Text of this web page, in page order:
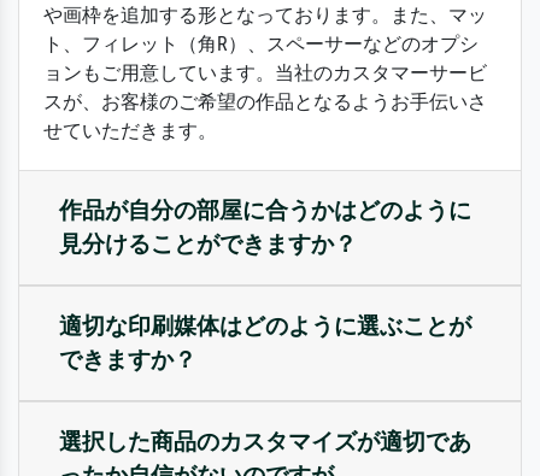
や画枠を追加する形となっております。また、マッ
ト、フィレット（角R）、スペーサーなどのオプシ
ョンもご用意しています。当社のカスタマーサービ
スが、お客様のご希望の作品となるようお手伝いさ
せていただきます。
作品が自分の部屋に合うかはどのように
見分けることができますか？
適切な印刷媒体はどのように選ぶことが
できますか？
選択した商品のカスタマイズが適切であ